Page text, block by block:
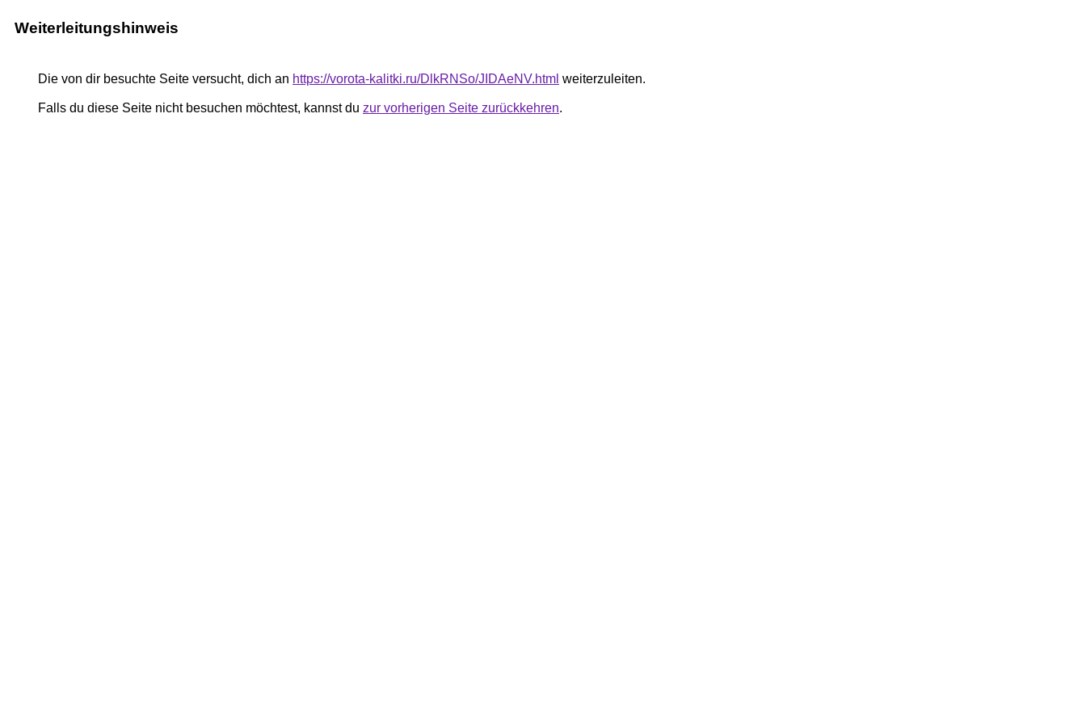
Weiterleitungshinweis
Die von dir besuchte Seite versucht, dich an https://vorota-kalitki.ru/DlkRNSo/JIDAeNV.html weiterzuleiten.
Falls du diese Seite nicht besuchen möchtest, kannst du zur vorherigen Seite zurückkehren.